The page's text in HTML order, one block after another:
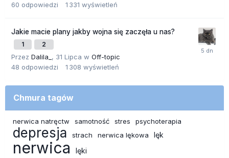
60 odpowiedzi 1 331 wyświetleń
Jakie macie plany jakby wojna się zaczęła u nas?
1 2
Przez Dalila_ , 31 Lipca w Off-topic
48 odpowiedzi 1 308 wyświetleń
Chmura tagów
nerwica natręctw samotność stres psychoterapia
depresja strach nerwica lękowa lęk
nerwica lęki